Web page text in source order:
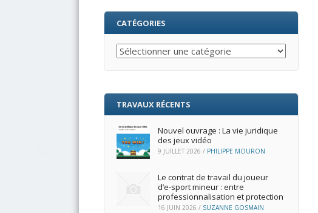
CATÉGORIES
Catégories
TRAVAUX RÉCENTS
Nouvel ouvrage : La vie juridique
des jeux vidéo
9 JUILLET 2026 / PHILIPPE MOURON
Le contrat de travail du joueur
d’e‑sport mineur : entre
professionnalisation et protection
16 JUIN 2026 / SUZANNE GOSMAIN